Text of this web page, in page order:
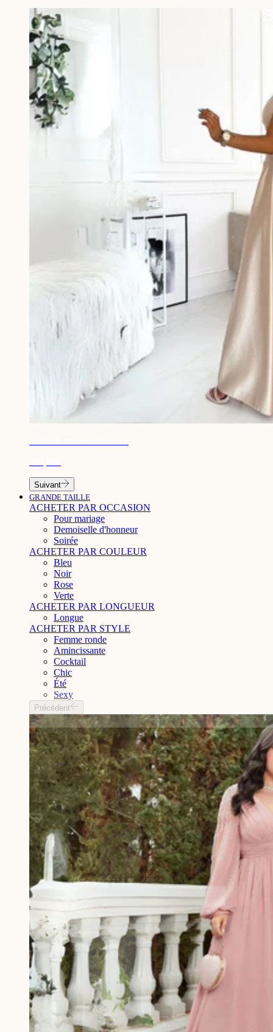
¡
Suivant
GRANDE TAILLE
ACHETER PAR OCCASION
Pour mariage
Demoiselle d'honneur
Soirée
ACHETER PAR COULEUR
Bleu
Noir
Rose
Verte
ACHETER PAR LONGUEUR
Longue
ACHETER PAR STYLE
Femme ronde
Amincissante
Cocktail
Chic
Été
Sexy
Précédent